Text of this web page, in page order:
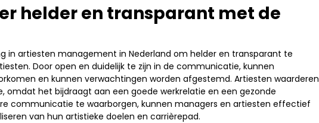
helder en transparant met de
in artiesten management in Nederland om helder en transparant te
Door open en duidelijk te zijn in de communicatie, kunnen
en kunnen verwachtingen worden afgestemd. Artiesten waarderen
omdat het bijdraagt aan een goede werkrelatie en een gezonde
communicatie te waarborgen, kunnen managers en artiesten effectief
van hun artistieke doelen en carrièrepad.